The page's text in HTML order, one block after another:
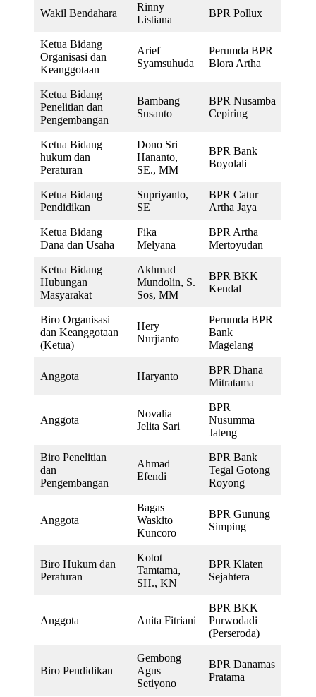
Wakil Bendahara
Rinny
Listiana
BPR Pollux
Ketua Bidang
Organisasi dan
Keanggotaan
Arief
Syamsuhuda
Perumda BPR
Blora Artha
Ketua Bidang
Penelitian dan
Pengembangan
Bambang
Susanto
BPR Nusamba
Cepiring
Ketua Bidang
hukum dan
Peraturan
Dono Sri
Hananto,
SE., MM
BPR Bank
Boyolali
Ketua Bidang
Pendidikan
Supriyanto,
SE
BPR Catur
Artha Jaya
Ketua Bidang
Dana dan Usaha
Fika
Melyana
BPR Artha
Mertoyudan
Ketua Bidang
Hubungan
Masyarakat
Akhmad
Mundolin, S.
Sos, MM
BPR BKK
Kendal
Biro Organisasi
dan Keanggotaan
(Ketua)
Hery
Nurjianto
Perumda BPR
Bank
Magelang
Anggota Haryanto
BPR Dhana
Mitratama
Anggota
Novalia
Jelita Sari
BPR
Nusumma
Jateng
Biro Penelitian
dan
Pengembangan
Ahmad
Efendi
BPR Bank
Tegal Gotong
Royong
Anggota
Bagas
Waskito
Kuncoro
BPR Gunung
Simping
Biro Hukum dan
Peraturan
Kotot
Tamtama,
SH., KN
BPR Klaten
Sejahtera
Anggota Anita Fitriani
BPR BKK
Purwodadi
(Perseroda)
Biro Pendidikan
Gembong
Agus
Setiyono
BPR Danamas
Pratama